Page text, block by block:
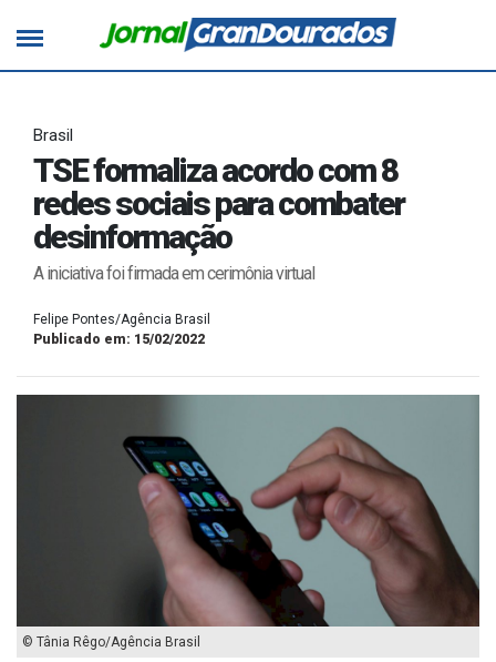
Brasil
TSE formaliza acordo com 8
redes sociais para combater
desinformação
A iniciativa foi firmada em cerimônia virtual
Felipe Pontes/Agência Brasil
Publicado em: 15/02/2022
© Tânia Rêgo/Agência Brasil